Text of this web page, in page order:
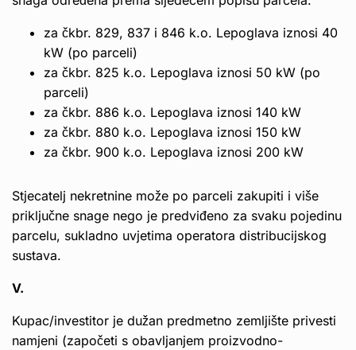
za čkbr. 829, 837 i 846 k.o. Lepoglava iznosi 40
kW (po parceli)
za čkbr. 825 k.o. Lepoglava iznosi 50 kW (po
parceli)
za čkbr. 886 k.o. Lepoglava iznosi 140 kW
za čkbr. 880 k.o. Lepoglava iznosi 150 kW
za čkbr. 900 k.o. Lepoglava iznosi 200 kW
Stjecatelj nekretnine može po parceli zakupiti i više
priključne snage nego je predviđeno za svaku pojedinu
parcelu, sukladno uvjetima operatora distribucijskog
sustava.
V.
Kupac/investitor je dužan predmetno zemljište privesti
namjeni (započeti s obavljanjem proizvodno-